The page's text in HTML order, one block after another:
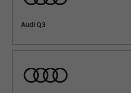
Audi Q3